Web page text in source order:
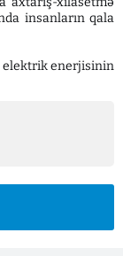
insanların qala
elektrik enerjisinin